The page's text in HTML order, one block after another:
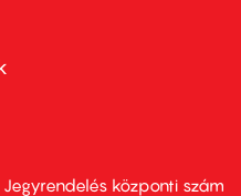
Jegyrendelés központi szám